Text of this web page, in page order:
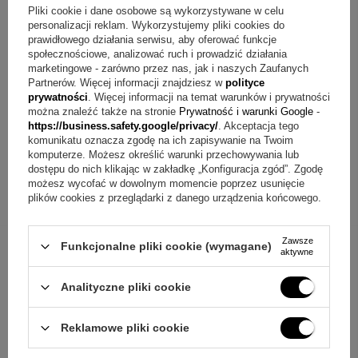
Gotowy pomysł na prezent
Jeśli szukasz biżuterii, która niesie wyraźną symbolikę i
pozwala dodać osobisty akcent, ta srebrna stópka będzie
bardzo dobrym wyborem. Połączenie motywu narodzin,
grawerunku i gotowego zestawu prezentowego tworzy
spójną całość, którą można wręczyć bez przypadkowości.
To upominek dla osoby bliskiej, który łączy emocje, pamięć o
ważnym dniu i subtelną formę noszoną na co dzień.
Pliki cookie i dane osobowe są wykorzystywane w celu
personalizacji reklam. Wykorzystujemy pliki cookies do
prawidłowego działania serwisu, aby oferować funkcje
społecznościowe, analizować ruch i prowadzić działania
marketingowe - zarówno przez nas, jak i naszych Zaufanych
Partnerów. Więcej informacji znajdziesz w polityce
prywatności. Więcej informacji na temat warunków i prywatności
można znaleźć także na stronie Prywatność i warunki Google -
https://business.safety.google/privacy/. Akceptacja tego
komunikatu oznacza zgodę na ich zapisywanie na Twoim
komputerze. Możesz określić warunki przechowywania lub
dostępu do nich klikając w zakładkę „Konfiguracja zgód”. Zgodę
możesz wycofać w dowolnym momencie poprzez usunięcie
plików cookies z przeglądarki z danego urządzenia końcowego.
Funkcjonalne pliki cookie (wymagane)
Zawsze
aktywne
Analityczne pliki cookie
Reklamowe pliki cookie